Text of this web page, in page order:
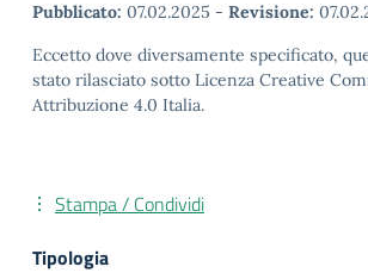
Pubblicato: 07.02.2025 - Revisione:
Eccetto dove diversamente specificato,
stato rilasciato sotto Licenza Creative
Attribuzione 4.0 Italia.
Stampa / Condividi
Tipologia